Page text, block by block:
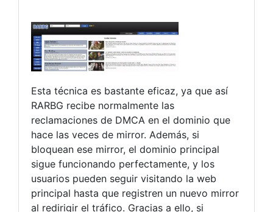
Esta técnica es bastante eficaz, ya que así
RARBG recibe normalmente las
reclamaciones de DMCA en el dominio que
hace las veces de mirror. Además, si
bloquean ese mirror, el dominio principal
sigue funcionando perfectamente, y los
usuarios pueden seguir visitando la web
principal hasta que registren un nuevo mirror
al redirigir el tráfico. Gracias a ello, si